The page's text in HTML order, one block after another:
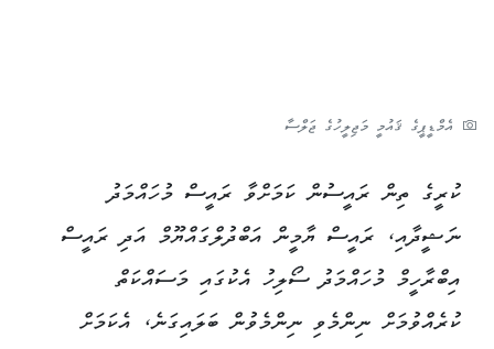
އެމްޑީޕީގެ ޤައުމީ މަޖިލީހުގެ ޖަލްސާ
ކުރީގެ ތިން ރައީސުން ކަމަށްވާ ރައީސް މުހައްމަދު
ނަޝީދާއި، ރައީސް ޔާމީން އަބްދުލްގައްޔޫމް އަދި ރައީސް
އިބްރާހީމް މުހައްމަދު ސޯލިހު އެކުގައި މަސައްކަތް
ކުރެއްވުމަށް ނިންމެވި ނިންމެވުން ބަލައިގަނެ، އެކަމަށް